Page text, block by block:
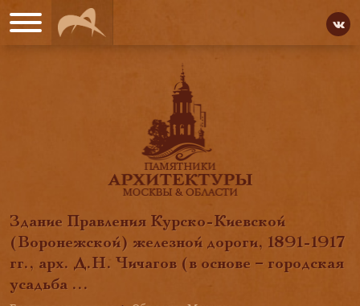
Здание Правления Курско-Киевской
(Воронежской) железной дороги, 1891-1917
гг., арх. Д.Н. Чичагов (в основе – городская
усадьба ...